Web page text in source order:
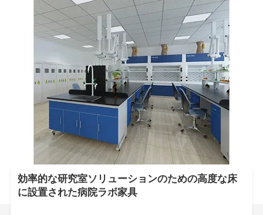
効率的な研究室ソリューションのための高度な床
に設置された病院ラボ家具